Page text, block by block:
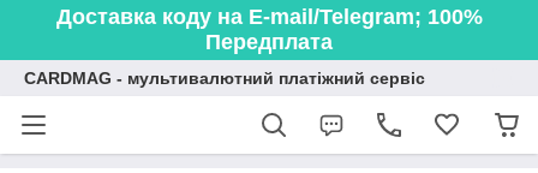
Доставка коду на E-mail/Telegram; 100%
Передплата
CARDMAG - мультивалютний платіжний сервіс